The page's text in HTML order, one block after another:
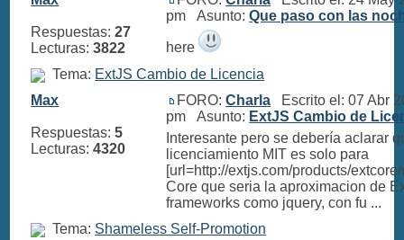
Respuestas:27
Lecturas:3822
pm Asunto:Que paso con las
here
Tema: ExtJS Cambio de Licencia
Max
Respuestas:5
Lecturas:4320
FORO:Charla Escrito el: 07 Abr
pm Asunto: ExtJS Cambio de
Interesante pero se debería aclarar
licenciamiento MIT es solo para
[url=http://extjs.com/products/
Core que seria la aproximacion de
frameworks como jquery, con fu ...
Tema: Shameless Self-Promotion